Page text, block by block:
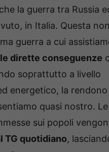
la guerra tra Russia
in Italia. Questa
guerra a cui
le dirette conseguenze
soprattutto a livello
energetico, la rendono
quasi nostro. Le
sui popoli
TG quotidiano,